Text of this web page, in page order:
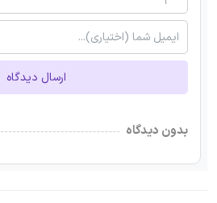
ارسال دیدگاه
بدون دیدگاه